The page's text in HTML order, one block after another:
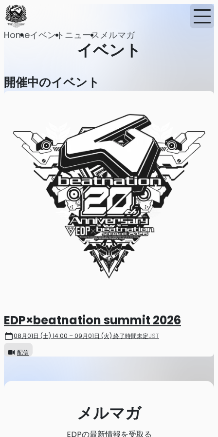
Homeイベント ニュースメルマガ
イベント
開催中のイベント
EDP×beatnation summit 2026
08月01日 (土) 14:00 – 09月01日 (火) 終了時間未定JST
配信
メルマガ
EDPの最新情報を受取る